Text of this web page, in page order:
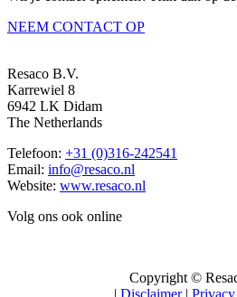
NEEM CONTACT OP
Resaco B.V.
Karrewiel 8
6942 LK Didam
The Netherlands
Telefoon: +31 (0)316-242541
Email: info@resaco.nl
Website: www.resaco.nl
Volg ons ook online
Copyright ©